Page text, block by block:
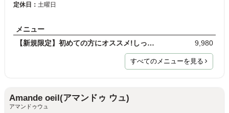
定休日： 土曜日
メニュー
【新規限定】初めての方にオススメ!しっかり体験した…
9,980
すべてのメニューを見る
Amande oeil(アマンドゥ ウュ)
アマンドゥウュ